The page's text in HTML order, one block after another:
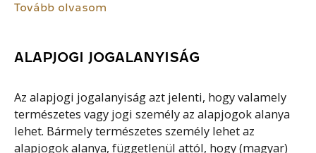
Tovább olvasom
ALAPJOGI JOGALANYISÁG
Az alapjogi jogalanyiság azt jelenti, hogy valamely
természetes vagy jogi személy az alapjogok alanya
lehet. Bármely természetes személy lehet az
alapjogok alanya, függetlenül attól, hogy (magyar)